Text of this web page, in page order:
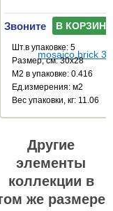
Звоните В КОРЗИНУ
Шт.в упаковке: 5
Размер, см: 30x28
М2 в упаковке: 0.416
Ед.измерения: м2
Веc упаковки, кг: 11.06
Другие
элементы
коллекции в
же размере